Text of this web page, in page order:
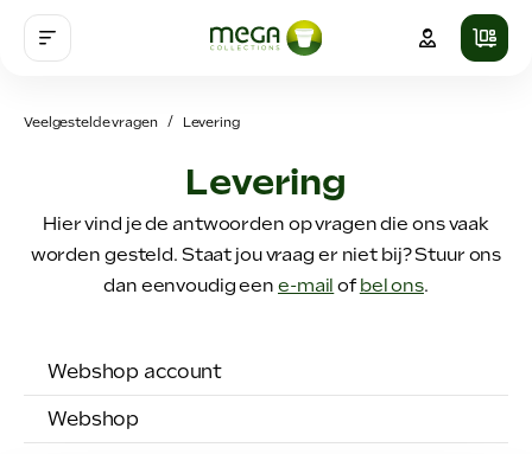
Veelgestelde vragen Levering
Levering
Hier vind je de antwoorden op vragen die ons vaak
worden gesteld. Staat jou vraag er niet bij? Stuur ons
dan eenvoudig een e-mail ofbel ons.
Webshop account
Webshop